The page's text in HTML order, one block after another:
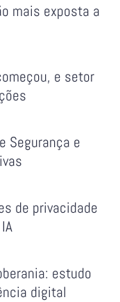
mais exposta a
e setor
Segurança e
de privacidade
estudo
digital